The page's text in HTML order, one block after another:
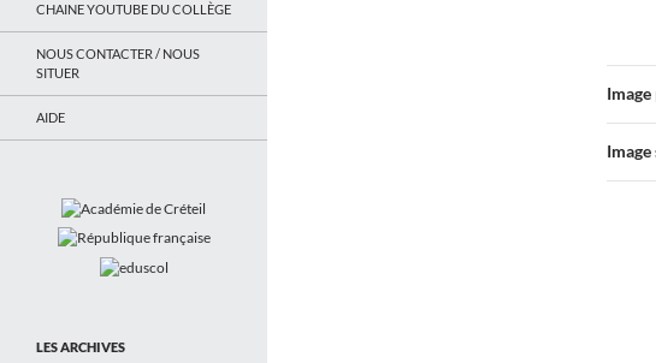
CHAINE YOUTUBE DU COLLÈGE
NOUS CONTACTER / NOUS
SITUER
AIDE
LES ARCHIVES